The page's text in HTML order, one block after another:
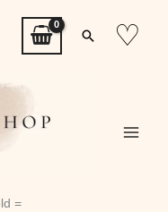
Zoeken
♡
=